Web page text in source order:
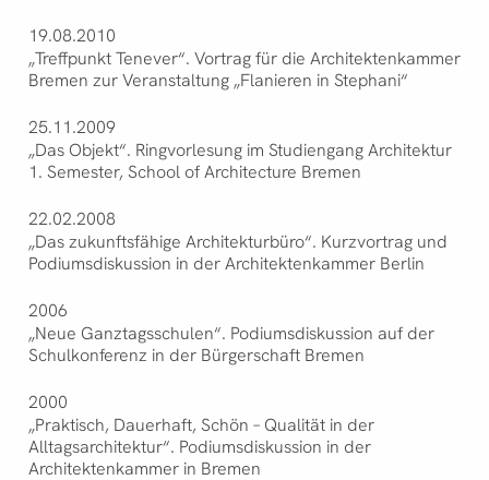
19.08.2010
„Treffpunkt Tenever“. Vortrag für die Architektenkammer
Bremen zur Veranstaltung „Flanieren in Stephani“
25.11.2009
„Das Objekt“. Ringvorlesung im Studiengang Architektur
1. Semester, School of Architecture Bremen
22.02.2008
„Das zukunftsfähige Architekturbüro“. Kurzvortrag und
Podiumsdiskussion in der Architektenkammer Berlin
2006
„Neue Ganztagsschulen“. Podiumsdiskussion auf der
Schulkonferenz in der Bürgerschaft Bremen
2000
„Praktisch, Dauerhaft, Schön – Qualität in der
Alltagsarchitektur“. Podiumsdiskussion in der
Architektenkammer in Bremen